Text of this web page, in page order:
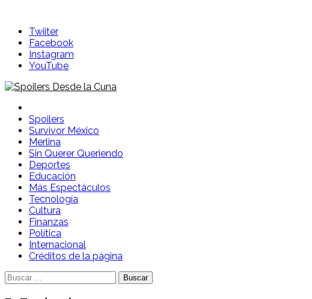
contentTwiiter
Facebook
Instagram
YouTube
Spoilers Desde la Cuna
Sitio con información sobre series, película, reality shows y telenovelas
Spoilers
Survivor México
Merlina
Sin Querer Queriendo
Deportes
Educación
Más Espectáculos
Tecnología
Cultura
Finanzas
Política
Internacional
Créditos de la página
Buscar: